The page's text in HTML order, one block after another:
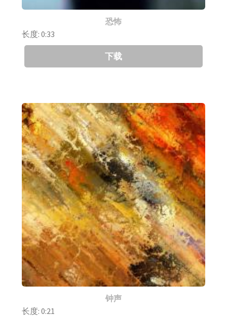
恐怖
长度: 0:33
下载
钟声
长度: 0:21